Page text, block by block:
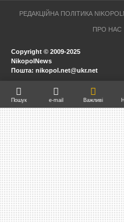
РЕДАКЦІЙНА ПОЛІТИКА
ПРО НАС
Copyright © 2009-2025
NikopolNews
Пошта: nikopol.net@ukr.net
Пошук e-mail Важливі